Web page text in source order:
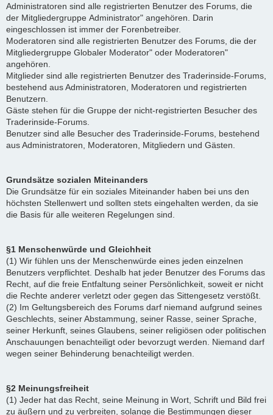
Administratoren sind alle registrierten Benutzer des Forums, die
der Mitgliedergruppe Administrator" angehören. Darin
eingeschlossen ist immer der Forenbetreiber.
Moderatoren sind alle registrierten Benutzer des Forums, die der
Mitgliedergruppe Globaler Moderator" oder Moderatoren"
angehören.
Mitglieder sind alle registrierten Benutzer des Traderinside-Forums,
bestehend aus Administratoren, Moderatoren und registrierten
Benutzern.
Gäste stehen für die Gruppe der nicht-registrierten Besucher des
Traderinside-Forums.
Benutzer sind alle Besucher des Traderinside-Forums, bestehend
aus Administratoren, Moderatoren, Mitgliedern und Gästen.
Grundsätze sozialen Miteinanders
Die Grundsätze für ein soziales Miteinander haben bei uns den
höchsten Stellenwert und sollten stets eingehalten werden, da sie
die Basis für alle weiteren Regelungen sind.
§1 Menschenwürde und Gleichheit
(1) Wir fühlen uns der Menschenwürde eines jeden einzelnen
Benutzers verpflichtet. Deshalb hat jeder Benutzer des Forums das
Recht, auf die freie Entfaltung seiner Persönlichkeit, soweit er nicht
die Rechte anderer verletzt oder gegen das Sittengesetz verstößt.
(2) Im Geltungsbereich des Forums darf niemand aufgrund seines
Geschlechts, seiner Abstammung, seiner Rasse, seiner Sprache,
seiner Herkunft, seines Glaubens, seiner religiösen oder politischen
Anschauungen benachteiligt oder bevorzugt werden. Niemand darf
wegen seiner Behinderung benachteiligt werden.
§2 Meinungsfreiheit
(1) Jeder hat das Recht, seine Meinung in Wort, Schrift und Bild frei
zu äußern und zu verbreiten, solange die Bestimmungen dieser